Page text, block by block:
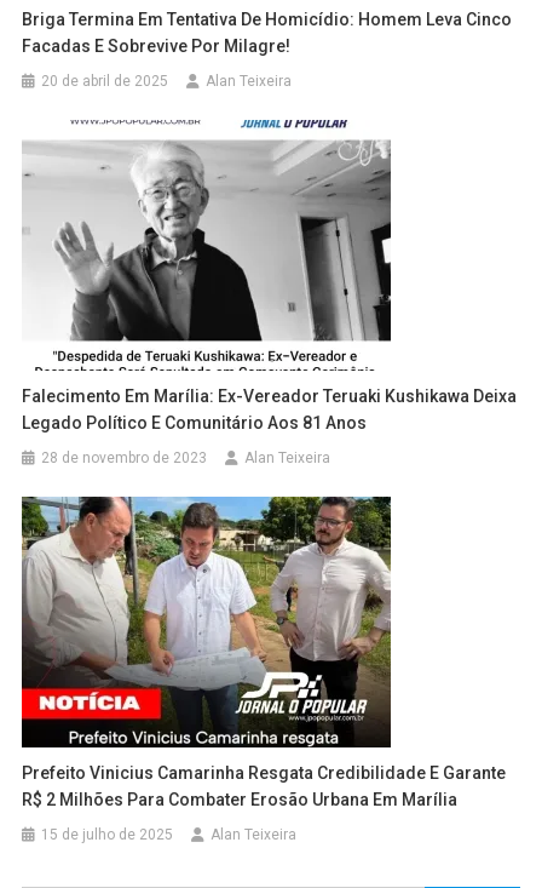
Briga Termina Em Tentativa De Homicídio: Homem Leva Cinco
Facadas E Sobrevive Por Milagre!
20 de abril de 2025 Alan Teixeira
Falecimento Em Marília: Ex-Vereador Teruaki Kushikawa Deixa
Legado Político E Comunitário Aos 81 Anos
28 de novembro de 2023 Alan Teixeira
Prefeito Vinicius Camarinha Resgata Credibilidade E Garante
R$ 2 Milhões Para Combater Erosão Urbana Em Marília
15 de julho de 2025 Alan Teixeira